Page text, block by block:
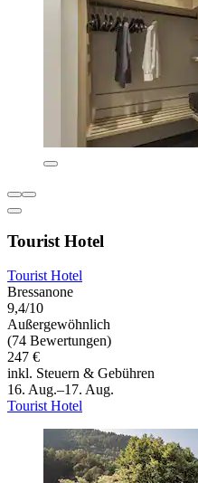
Tourist Hotel
Tourist Hotel
Bressanone
9,4/10
Außergewöhnlich
(74 Bewertungen)
247 €
inkl. Steuern & Gebühren
16. Aug.–17. Aug.
Tourist Hotel